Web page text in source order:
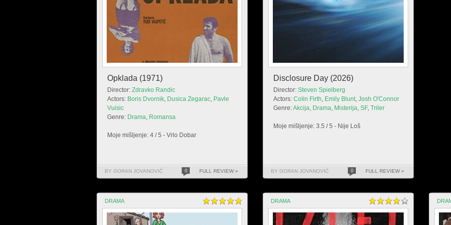
Opklada (1971)
Director: Zdravko Randic
Actors: Boris Dvornik, Dusica Zegarac, Pavle
Vuisic
Genre: Drama, Romansa
Moje mišljenje: 4 / 5 - Vrlo Dobar
BY GORAN JOVANOVIĆ 0 FULL REVIEW »
Disclosure Day (2026)
Director: Steven Spielberg
Actors: Colin Firth, Emily Blunt, Josh O'Connor
Genre:Akcija, Drama, Misterija, SF, Triler
Moje mišljenje: 3.5 / 5 - Nije Loš
BY GORAN JOVANOVIĆ 0 FULL REVIEW »
DRAMA DRAMA